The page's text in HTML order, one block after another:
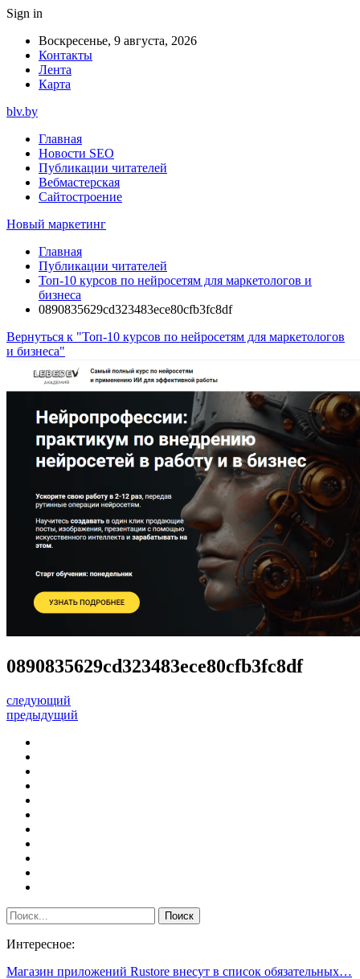
Sign in
Воскресенье, 9 августа, 2026
Контакты
Лента
Карта
blv.by
Главная
Новости SEO
Публикации читателей
Вебмастерская
Сайтостроение
Новый маркетинг
Главная
Публикации читателей
Топ-10 курсов по нейросетям для маркетологов и
бизнеса
0890835629cd323483ece80cfb3fc8df
Вернуться к "Топ-10 курсов по нейросетям для маркетологов
и бизнеса"
0890835629cd323483ece80cfb3fc8df
следующий
предыдущий
Интересное:
Магазин приложений Rustore внесут в список обязательных…